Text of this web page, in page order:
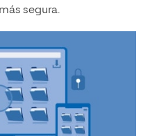
segura.